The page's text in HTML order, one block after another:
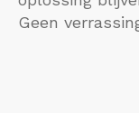
Geen